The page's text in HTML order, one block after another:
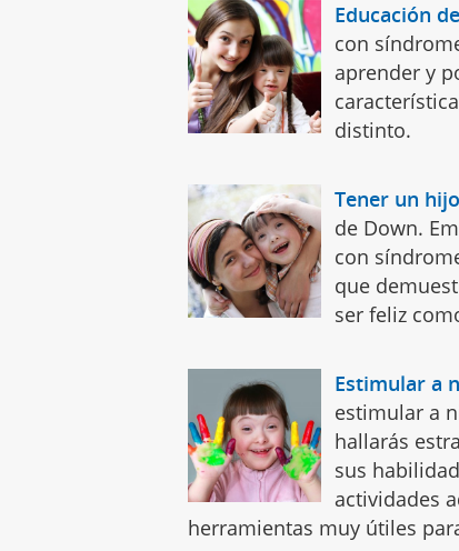
Educación
con
aprender y
distinto.
Tener un
de Down.
con
que
ser feliz
Estimular a
estimular a
hallarás
sus
actividades
herramientas muy útiles